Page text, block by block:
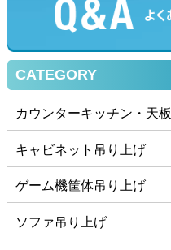
CATEGORY
カウンターキッチン・天板
キャビネット吊り上げ
ゲーム機筐体吊り上げ
ソファ吊り上げ